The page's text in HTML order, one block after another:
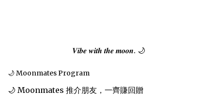
𝑽𝒊𝒃𝒆 𝒘𝒊𝒕𝒉 𝒕𝒉𝒆 𝒎𝒐𝒐𝒏. 🌙
🌙 Moonmates Program
🌙 Moonmates 推介朋友，一齊賺回贈